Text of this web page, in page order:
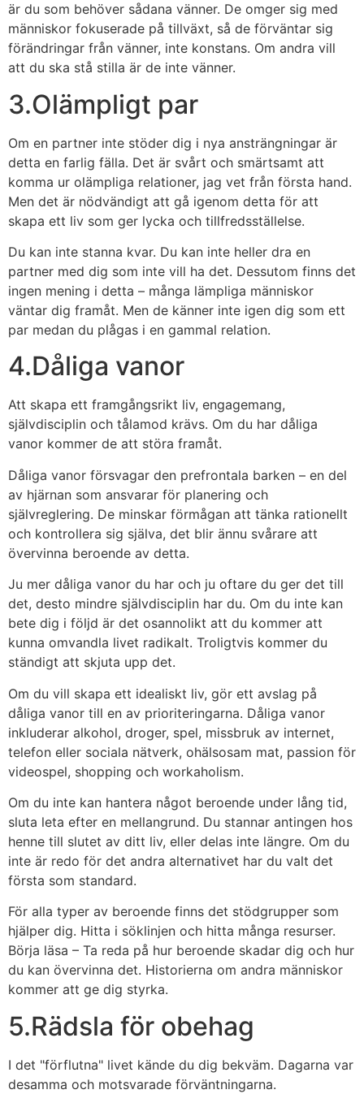
är du som behöver sådana vänner. De omger sig med
människor fokuserade på tillväxt, så de förväntar sig
förändringar från vänner, inte konstans. Om andra vill
att du ska stå stilla är de inte vänner.
3.Olämpligt par
Om en partner inte stöder dig i nya ansträngningar är
detta en farlig fälla. Det är svårt och smärtsamt att
komma ur olämpliga relationer, jag vet från första hand.
Men det är nödvändigt att gå igenom detta för att
skapa ett liv som ger lycka och tillfredsställelse.
Du kan inte stanna kvar. Du kan inte heller dra en
partner med dig som inte vill ha det. Dessutom finns det
ingen mening i detta – många lämpliga människor
väntar dig framåt. Men de känner inte igen dig som ett
par medan du plågas i en gammal relation.
4.Dåliga vanor
Att skapa ett framgångsrikt liv, engagemang,
självdisciplin och tålamod krävs. Om du har dåliga
vanor kommer de att störa framåt.
Dåliga vanor försvagar den prefrontala barken – en del
av hjärnan som ansvarar för planering och
självreglering. De minskar förmågan att tänka rationellt
och kontrollera sig själva, det blir ännu svårare att
övervinna beroende av detta.
Ju mer dåliga vanor du har och ju oftare du ger det till
det, desto mindre självdisciplin har du. Om du inte kan
bete dig i följd är det osannolikt att du kommer att
kunna omvandla livet radikalt. Troligtvis kommer du
ständigt att skjuta upp det.
Om du vill skapa ett idealiskt liv, gör ett avslag på
dåliga vanor till en av prioriteringarna. Dåliga vanor
inkluderar alkohol, droger, spel, missbruk av internet,
telefon eller sociala nätverk, ohälsosam mat, passion för
videospel, shopping och workaholism.
Om du inte kan hantera något beroende under lång tid,
sluta leta efter en mellangrund. Du stannar antingen hos
henne till slutet av ditt liv, eller delas inte längre. Om du
inte är redo för det andra alternativet har du valt det
första som standard.
För alla typer av beroende finns det stödgrupper som
hjälper dig. Hitta i söklinjen och hitta många resurser.
Börja läsa – Ta reda på hur beroende skadar dig och hur
du kan övervinna det. Historierna om andra människor
kommer att ge dig styrka.
5.Rädsla för obehag
I det "förflutna" livet kände du dig bekväm. Dagarna var
desamma och motsvarade förväntningarna.